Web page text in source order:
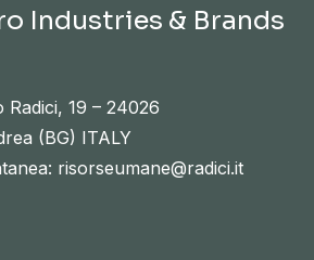
Industries & Brands
Radici, 19 – 24026
(BG) ITALY
risorseumane@radici.it